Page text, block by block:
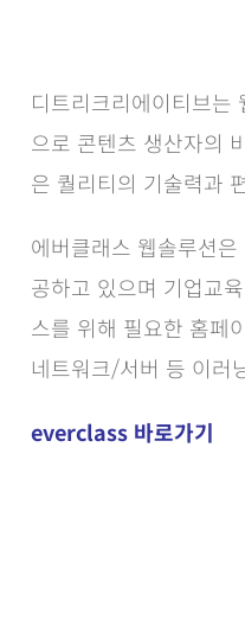
디트리크리에이티브는
으로 콘텐츠 생산자의
은 퀄리티의 기술력과
에버클래스 웹솔루션
공하고 있으며 기업교
스를 위해 필요한 홈페
네트워크/서버 등 이러
everclass 바로가기